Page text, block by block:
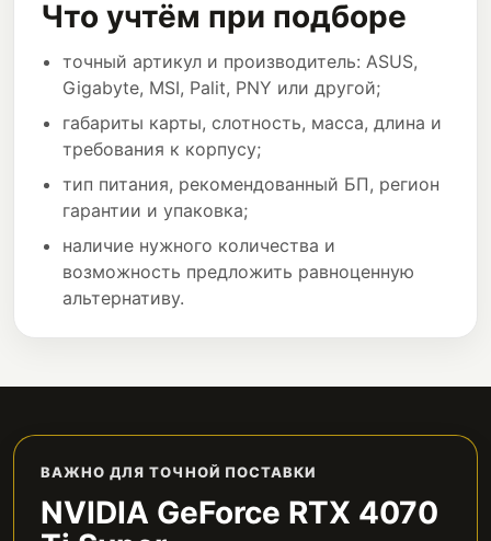
Что учтём при подборе
точный артикул и производитель: ASUS,
Gigabyte, MSI, Palit, PNY или другой;
габариты карты, слотность, масса, длина и
требования к корпусу;
тип питания, рекомендованный БП, регион
гарантии и упаковка;
наличие нужного количества и
возможность предложить равноценную
альтернативу.
ВАЖНО ДЛЯ ТОЧНОЙ ПОСТАВКИ
NVIDIA GeForce RTX 4070